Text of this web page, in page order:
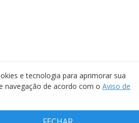
e tecnologia para aprimorar sua
navegação de acordo com o Aviso de